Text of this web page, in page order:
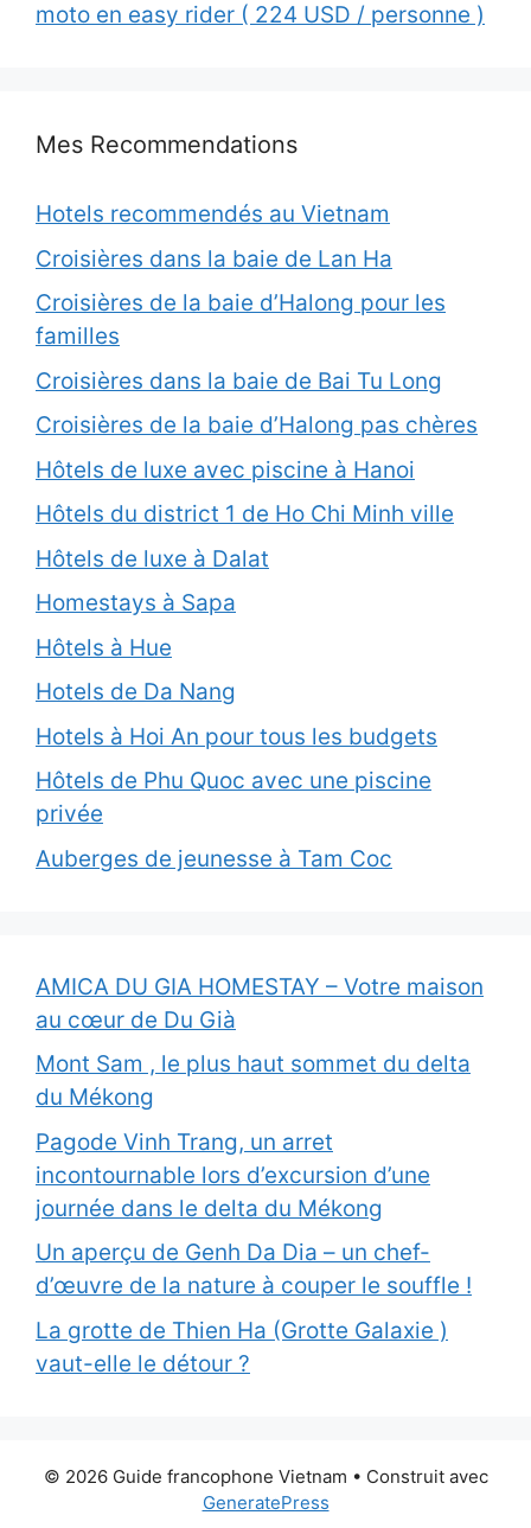
moto en easy rider ( 224 USD / personne )
Mes Recommendations
Hotels recommendés au Vietnam
Croisières dans la baie de Lan Ha
Croisières de la baie d’Halong pour les
familles
Croisières dans la baie de Bai Tu Long
Croisières de la baie d’Halong pas chères
Hôtels de luxe avec piscine à Hanoi
Hôtels du district 1 de Ho Chi Minh ville
Hôtels de luxe à Dalat
Homestays à Sapa
Hôtels à Hue
Hotels de Da Nang
Hotels à Hoi An pour tous les budgets
Hôtels de Phu Quoc avec une piscine
privée
Auberges de jeunesse à Tam Coc
AMICA DU GIA HOMESTAY – Votre maison
au cœur de Du Già
Mont Sam , le plus haut sommet du delta
du Mékong
Pagode Vinh Trang, un arret
incontournable lors d’excursion d’une
journée dans le delta du Mékong
Un aperçu de Genh Da Dia – un chef-
d’œuvre de la nature à couper le souffle !
La grotte de Thien Ha (Grotte Galaxie )
vaut-elle le détour ?
© 2026 Guide francophone Vietnam • Construit avec
GeneratePress